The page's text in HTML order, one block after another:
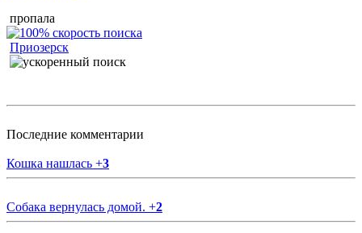
пропала
Приозерск
Последние комментарии
Кошка нашлась +3
Собака вернулась домой. +2